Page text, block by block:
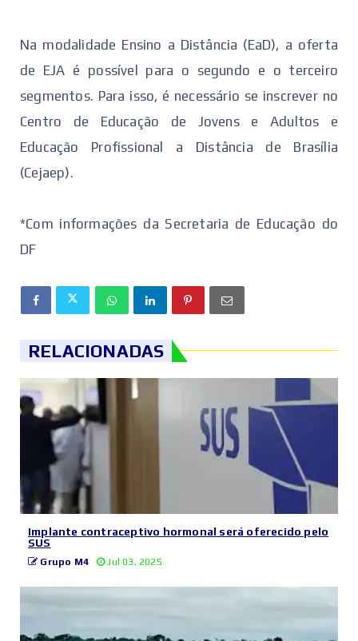
Na modalidade Ensino a Distância (EaD), a oferta
de EJA é possível para o segundo e o terceiro
segmentos. Para isso, é necessário se inscrever no
Centro de Educação de Jovens e Adultos e
Educação Profissional a Distância de Brasília
(Cejaep).
*Com informações da Secretaria de Educação do
DF
RELACIONADAS
Implante contraceptivo hormonal será oferecido pelo
SUS
Grupo M4 Jul 03, 2025